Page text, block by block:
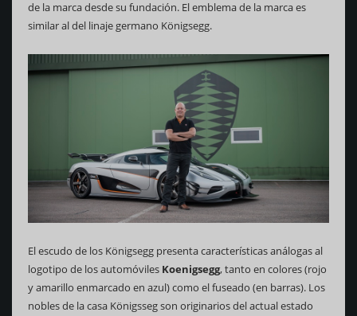
de la marca desde su fundación. El emblema de la marca es
similar al del linaje germano Königsegg.
El escudo de los Königsegg presenta características análogas al
logotipo de los automóviles Koenigsegg, tanto en colores (rojo
y amarillo enmarcado en azul) como el fuseado (en barras). Los
nobles de la casa Königsseg son originarios del actual estado